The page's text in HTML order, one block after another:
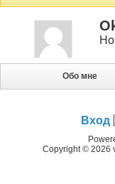
Обо мне
Вход
Copyright © 2026